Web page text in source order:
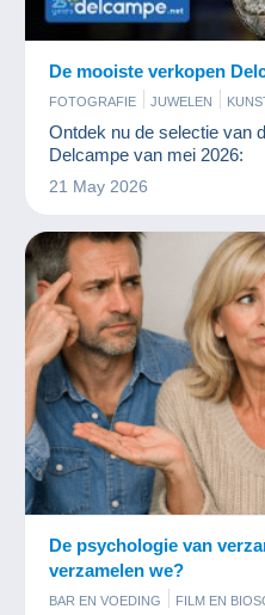
De mooiste verkopen
FOTOGRAFIE JUWELEN
MUNTEN EN BANKBILJETTEN
POSTZEGELS
Ontdek nu de selectie van
Delcampe van mei 2026:
21 May 2026
De psychologie van
verzamelen we?
BAR EN VOEDING FILM EN